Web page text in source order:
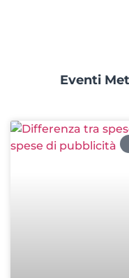
Eventi